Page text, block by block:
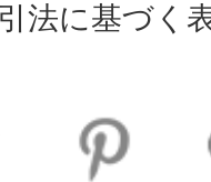
法に基づく